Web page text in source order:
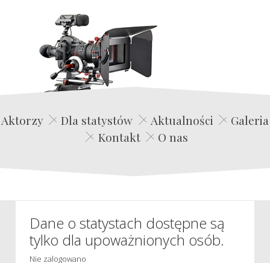
Edwin Film Agencja Aktorska
Aktorzy Dla statystów Aktualności
Galeria
Kontakt
O nas
Dane o statystach dostępne są
tylko dla upoważnionych osób.
Nie zalogowano